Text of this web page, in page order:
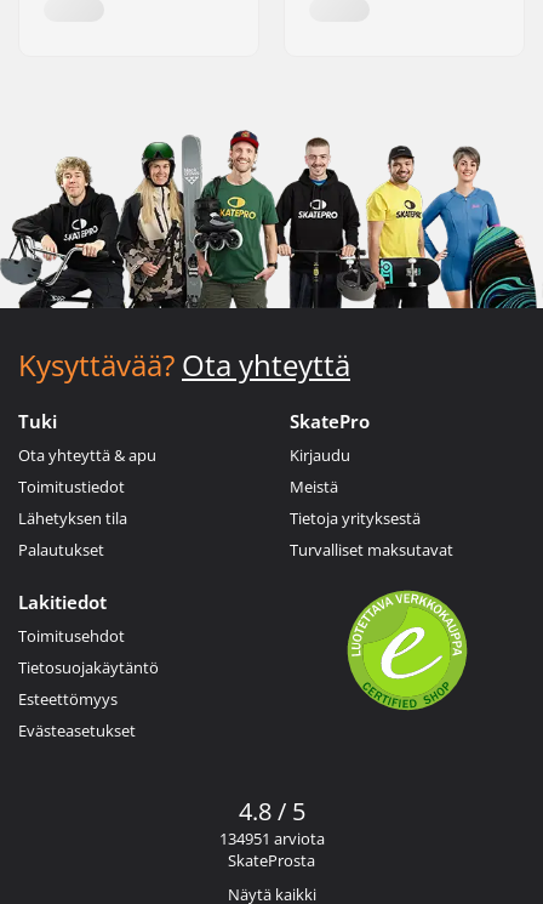
Kysyttävää? Ota yhteyttä
Tuki
Ota yhteyttä & apu
Toimitustiedot
Lähetyksen tila
Palautukset
SkatePro
Kirjaudu
Meistä
Tietoja yrityksestä
Turvalliset maksutavat
Lakitiedot
Toimitusehdot
Tietosuojakäytäntö
Esteettömyys
Evästeasetukset
4.8 / 5
134951 arviota
SkateProsta
Näytä kaikki